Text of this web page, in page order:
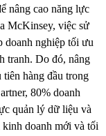
nâng cao năng lực
McKinsey, việc sử
doanh nghiệp tối ưu
tranh. Do đó, nâng
hàng đầu trong
80% doanh
quản lý dữ liệu và
kinh doanh mới và tối